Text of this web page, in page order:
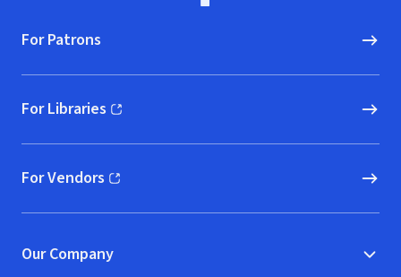
For Patrons
For Libraries
(opens in new window)
For Vendors
(opens in new window)
Our Company